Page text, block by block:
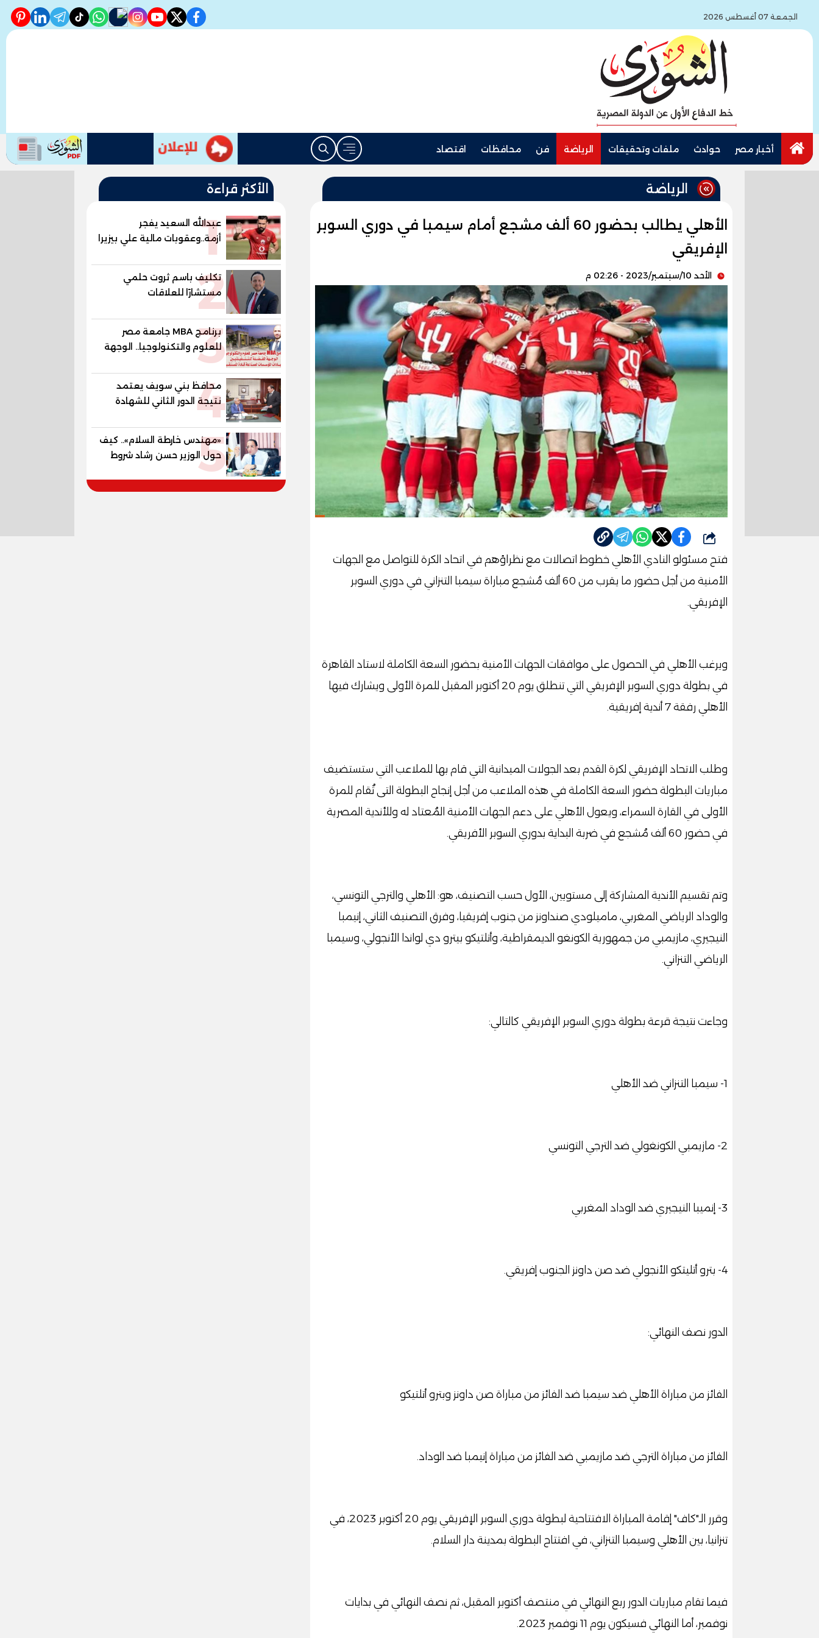
الجمعة 07 أغسطس 2026 facebook
twitter
youtube
instagram
nabd
whatsapp
tiktok
telegram
linkedin
أخبار مصر حوادث ملفات وتحقيقات الرياضة فن محافظات اقتصاد
الرياضة
الأهلي يطالب بحضور 60 ألف مشجع أمام سيمبا في دوري السوبر
الإفريقي
الأحد 10/سبتمبر/2023 - 02:26 م
شارك
فتح مسئولو النادي الأهلي خطوط اتصالات مع نظراؤهم في اتحاد الكرة للتواصل مع الجهات
الأمنية من أجل حضور ما يقرب من 60 ألف مُشجع مباراة سيمبا التنزاني في دوري السوبر
الإفريقي.
ويرغب الأهلي في الحصول على موافقات الجهات الأمنية بحضور السعة الكاملة لاستاد القاهرة
في بطولة دوري السوبر الإفريقي التي تنطلق يوم 20 أكتوبر المقبل للمرة الأولى ويشارك فيها
الأهلي رفقة 7 أندية إفريقية.
وطلب الاتحاد الإفريقي لكرة القدم بعد الجولات الميدانية التي قام بها للملاعب التي ستستضيف
مباريات البطولة حضور السعة الكاملة في هذه الملاعب من أجل إنجاح البطولة التى تُقام للمرة
الأولى في القارة السمراء، ويعول الأهلي على دعم الجهات الأمنية المُعتاد له وللأندية المصرية
في حضور 60 ألف مُشجع في ضربة البداية بدوري السوبر الأفريقي.
وتم تقسيم الأندية المشاركة إلى مستويين، الأول حسب التصنيف، هو: الأهلي والترجي التونسي،
والوداد الرياضي المغربي، ماميلودي صنداونز من جنوب إفريقيا، وفرق التصنيف الثاني، إنيمبا
النيجيري، مازيمبي من جمهورية الكونغو الديمقراطية، وأتلتيكو بيترو دي لواندا الأنجولي، وسيمبا
الرياضي التنزاني.
وجاءت نتيجة قرعة بطولة دوري السوبر الإفريقي كالتالي:
1- سيمبا التنزاني ضد الأهلي
2- مازيمبي الكونغولي ضد الترجي التونسي
3- إنميبا النيجيري ضد الوداد المغربي
4- بترو أتليتكو الأنجولي ضد صن داونز الجنوب إفريقي.
الدور نصف النهائي:
الفائز من مباراة الأهلي ضد سيمبا ضد الفائز من مباراة صن داونز وبترو أتلتيكو
الفائز من مباراة الترجي ضد مازيمبي ضد الفائز من مباراة إنيمبا ضد الوداد.
وقرر الـ"كاف" إقامة المباراة الافتتاحية لبطولة دوري السوبر الإفريقي يوم 20 أكتوبر 2023، في
تنزانيا، بين الأهلي وسيمبا التنزاني، في افتتاح البطولة بمدينة دار السلام.
فيما تقام مباريات الدور ربع النهائي في منتصف أكتوبر المقبل، ثم نصف النهائي في بدايات
نوفمبر، أما النهائي فسيكون يوم 11 نوفمبر 2023.
الأكثر قراءة
1
عبدالله السعيد يفجر
أزمة..وعقوبات مالية علي بيزيرا
وبانزا
2
تكليف باسم ثروت حلمي
مستشارًا للعلاقات
الدبلوماسية وعضوًا بالهيئة
الاستشارية العليا لمنظمة
«جاد جمينت يوإن»
3
برنامج MBA جامعة مصر
للعلوم والتكنولوجيا.. الوجهة
المفضلة للتنفيذيين وقيادات
المؤسسات لصناعة قادة
المستقبل
4
محافظ بني سويف يعتمد
نتيجة الدور الثاني للشهادة
الإعدادية العامة بنسبة
79.9% نظامي ...و69.55%
منازل.. و70.56% للمهنية ..
و100% للصُم وضعاف السمع
والنور للمكفوفين
5
«مهندس خارطة السلام».. كيف
حول الوزير حسن رشاد شروط
الحرب المعقدة إلى "خارطة